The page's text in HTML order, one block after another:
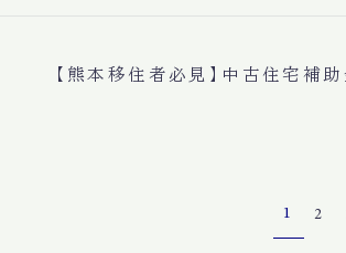
【熊本移住者必見】中古住宅補
1 2